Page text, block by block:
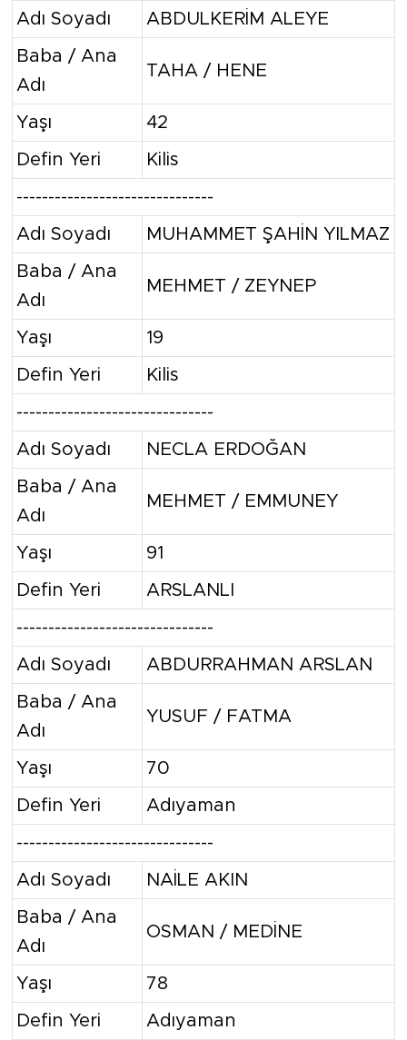
Adı Soyadı ABDULKERİM ALEYE
Baba / Ana
Adı
TAHA / HENE
Yaşı 42
Defin Yeri Kilis
-------------------------------
Adı Soyadı MUHAMMET ŞAHİN YILMAZ
Baba / Ana
Adı
MEHMET / ZEYNEP
Yaşı 19
Defin Yeri Kilis
-------------------------------
Adı Soyadı NECLA ERDOĞAN
Baba / Ana
Adı
MEHMET / EMMUNEY
Yaşı 91
Defin Yeri ARSLANLI
-------------------------------
Adı Soyadı ABDURRAHMAN ARSLAN
Baba / Ana
Adı
YUSUF / FATMA
Yaşı 70
Defin Yeri Adıyaman
-------------------------------
Adı Soyadı NAİLE AKIN
Baba / Ana
Adı
OSMAN / MEDİNE
Yaşı 78
Defin Yeri Adıyaman